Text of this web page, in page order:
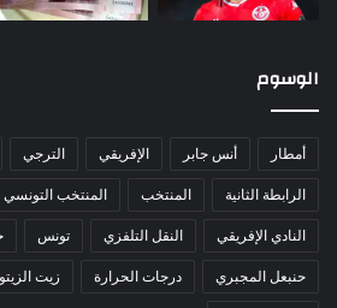
الوسوم
أمطار أنس جابر الإفريقي الترجي
الرابطة الثانية المنتخب المنتخب التونسي
النادي الإفريقي النقل التلفزي تونس
حنبعل المجبري درجات الحرارة زيت